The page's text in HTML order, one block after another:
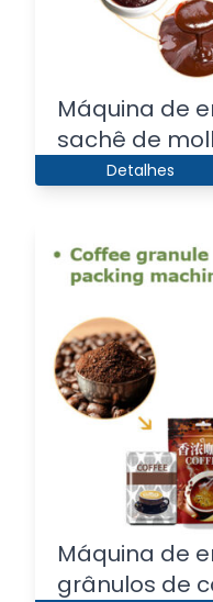
Máquina de
sachê de
Detalhes
Máquina de
grânulos de